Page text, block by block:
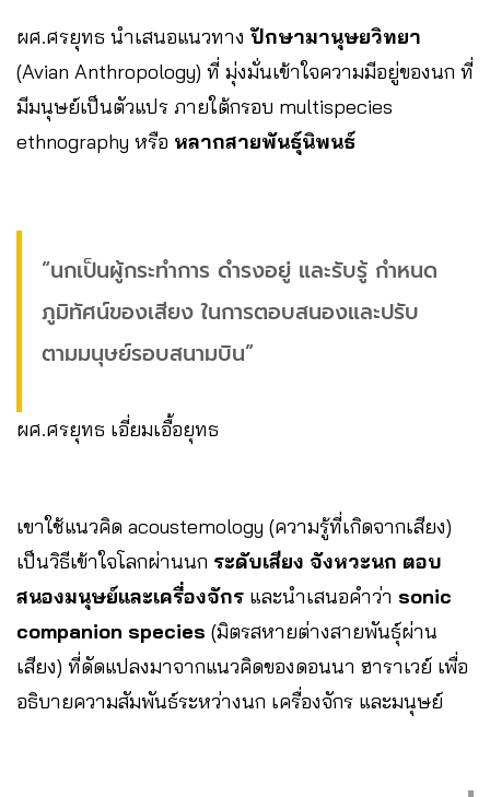
ผศ.ศรยุทธ นำเสนอแนวทางปักษามานุษยวิทยา
(Avian Anthropology) ที่ มุ่งมั่นเข้าใจความมีอยู่ของนก ที่
มีมนุษย์เป็นตัวแปร ภายใต้กรอบ multispecies
ethnography หรือ หลากสายพันธุ์นิพนธ์
“นกเป็นผู้กระทำการ ดำรงอยู่ และรับรู้ กำหนด
ภูมิทัศน์ของเสียง ในการตอบสนองและปรับ
ตามมนุษย์รอบสนามบิน”
ผศ.ศรยุทธ เอี่ยมเอื้อยุทธ
เขาใช้แนวคิด acoustemology (ความรู้ที่เกิดจากเสียง)
เป็นวิธีเข้าใจโลกผ่านนก ระดับเสียง จังหวะนก ตอบ
สนองมนุษย์และเครื่องจักร และนำเสนอคำว่า sonic
companion species (มิตรสหายต่างสายพันธุ์ผ่าน
เสียง) ที่ดัดแปลงมาจากแนวคิดของดอนนา ฮาราเวย์ เพื่อ
อธิบายความสัมพันธ์ระหว่างนก เครื่องจักร และมนุษย์